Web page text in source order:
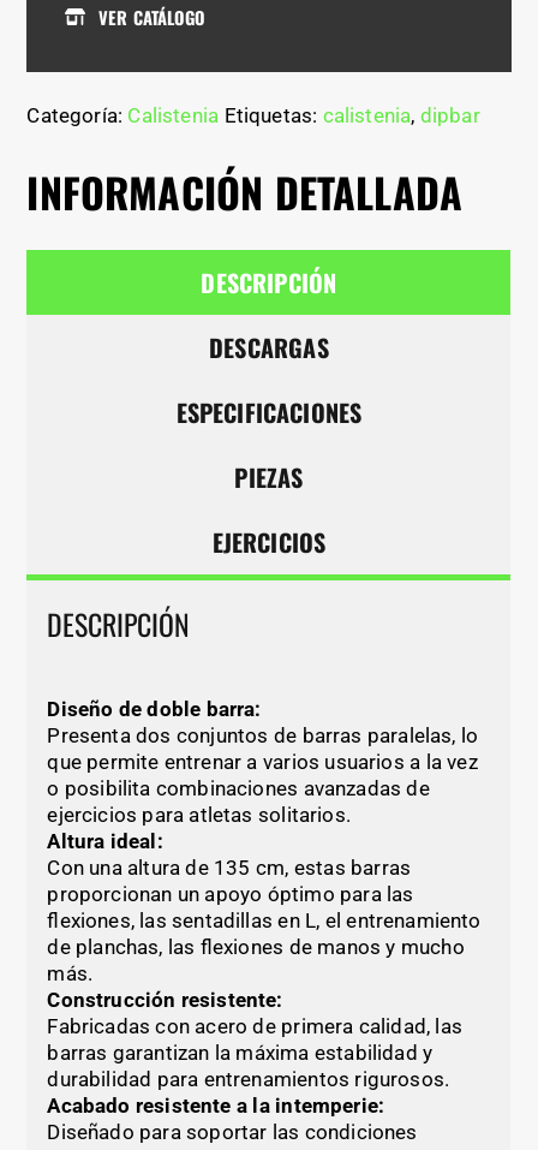
VER CATÁLOGO
Categoría: Calistenia Etiquetas: calistenia, dipbar
INFORMACIÓN DETALLADA
DESCRIPCIÓN
DESCARGAS
ESPECIFICACIONES
PIEZAS
EJERCICIOS
DESCRIPCIÓN
Diseño de doble barra:
Presenta dos conjuntos de barras paralelas, lo
que permite entrenar a varios usuarios a la vez
o posibilita combinaciones avanzadas de
ejercicios para atletas solitarios.
Altura ideal:
Con una altura de 135 cm, estas barras
proporcionan un apoyo óptimo para las
flexiones, las sentadillas en L, el entrenamiento
de planchas, las flexiones de manos y mucho
más.
Construcción resistente:
Fabricadas con acero de primera calidad, las
barras garantizan la máxima estabilidad y
durabilidad para entrenamientos rigurosos.
Acabado resistente a la intemperie:
Diseñado para soportar las condiciones